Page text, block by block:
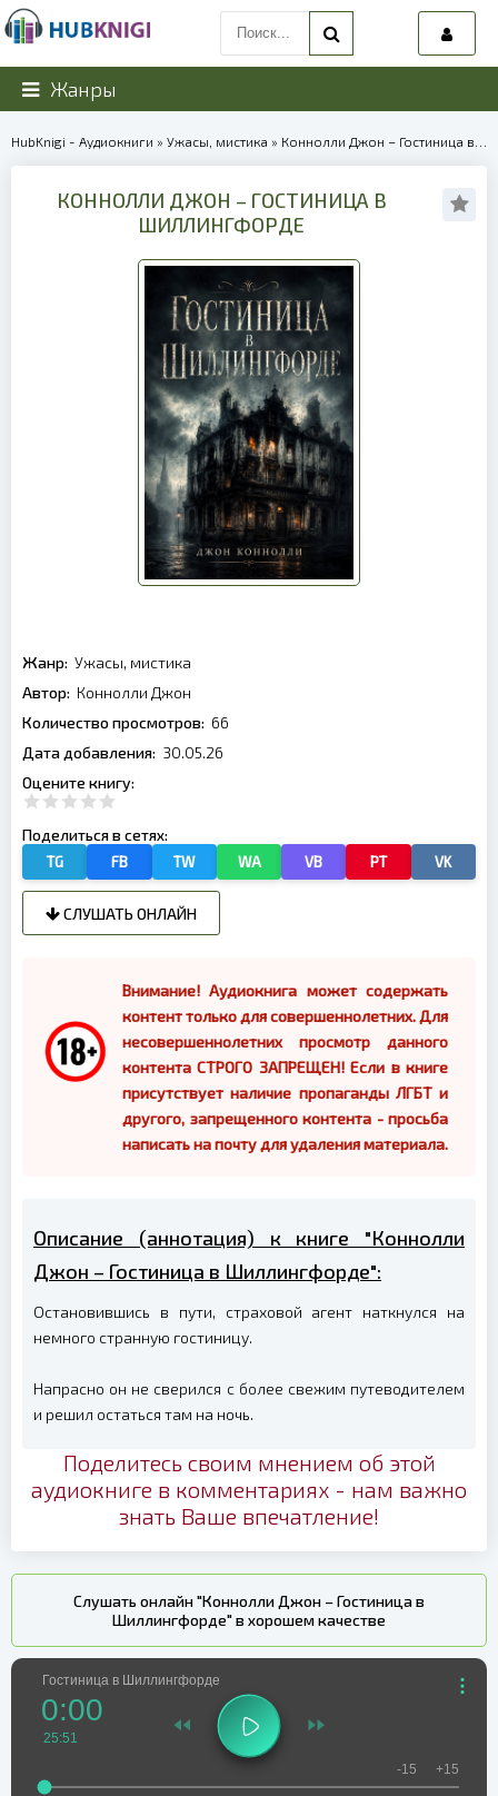
Жанры
HubKnigi - Аудиокниги » Ужасы, мистика » Коннолли Джон – Гостиница в Шиллингфорде | 40092
КОННОЛЛИ ДЖОН – ГОСТИНИЦА В
ШИЛЛИНГФОРДЕ
Жанр: Ужасы, мистика
Автор: Коннолли Джон
Количество просмотров: 66
Дата добавления: 30.05.26
Оцените книгу:
Поделиться в сетях:
TG FB TW WA VB PT VK
СЛУШАТЬ ОНЛАЙН
Внимание! Аудиокнига может содержать
контент только для совершеннолетних. Для
несовершеннолетних просмотр данного
контента СТРОГО ЗАПРЕЩЕН! Если в книге
присутствует наличие пропаганды ЛГБТ и
другого, запрещенного контента - просьба
написать на почту для удаления материала.
Описание (аннотация) к книге "Коннолли
Джон – Гостиница в Шиллингфорде":
Остановившись в пути, страховой агент наткнулся на
немного странную гостиницу.
Напрасно он не сверился с более свежим путеводителем
и решил остаться там на ночь.
Поделитесь своим мнением об этой
аудиокниге в комментариях - нам важно
знать Ваше впечатление!
Слушать онлайн "Коннолли Джон – Гостиница в
Шиллингфорде" в хорошем качестве
Гостиница в Шиллингфорде
0:00
25:51
-15 +15